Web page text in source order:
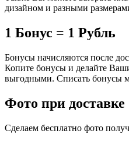
дизайном и разными
1 Бонус = 1 Рубль
Бонусы начисляются после
Копите бонусы и делайте
выгодными. Списать бонусы
Фото при доставке
Сделаем бесплатно фото